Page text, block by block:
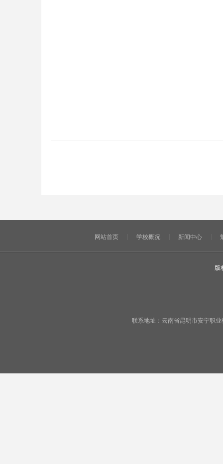
网站首页 学校概况 新闻中心
版
联系地址：云南省昆明市安宁职